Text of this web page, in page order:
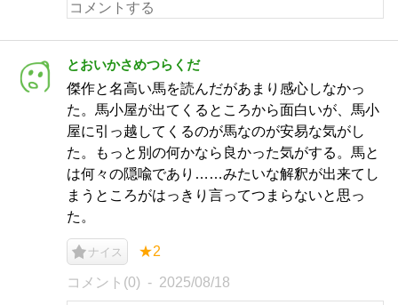
とおいかさめつらくだ
傑作と名高い馬を読んだがあまり感心しなかっ
た。馬小屋が出てくるところから面白いが、馬小
屋に引っ越してくるのが馬なのが安易な気がし
た。もっと別の何かなら良かった気がする。馬と
は何々の隠喩であり……みたいな解釈が出来てし
まうところがはっきり言ってつまらないと思っ
た。
ナイス ★2
コメント(0) 2025/08/18